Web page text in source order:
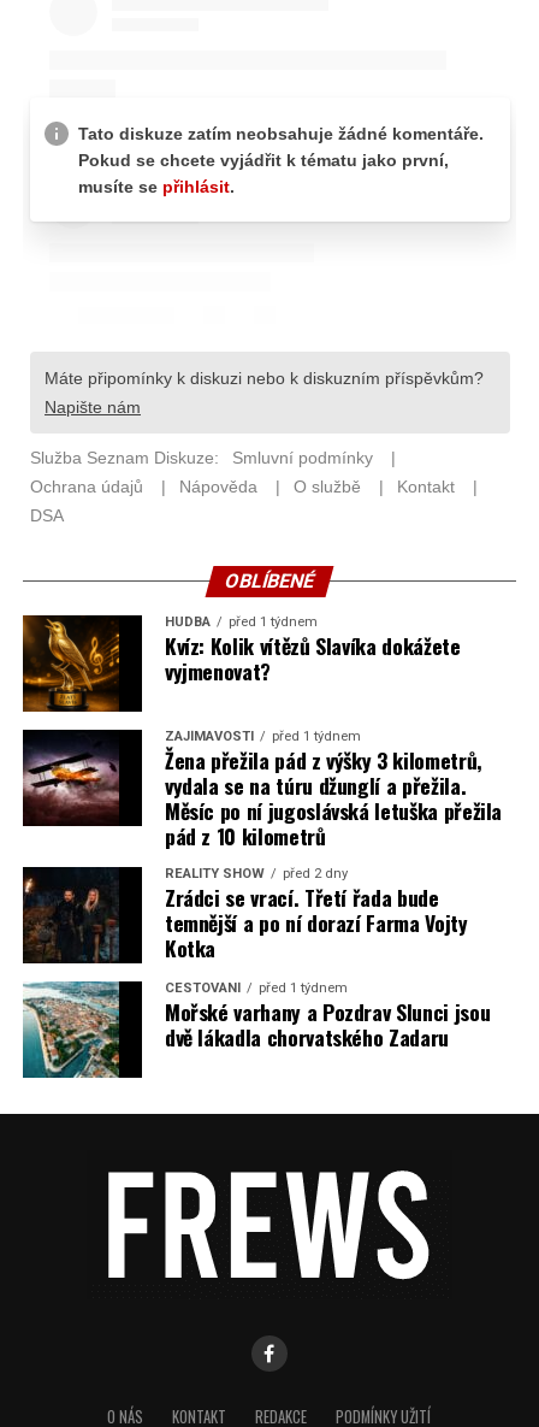
OBLÍBENÉ
HUDBA před 1 týdnem
Kvíz: Kolik vítězů Slavíka dokážete
vyjmenovat?
ZAJÍMAVOSTI před 1 týdnem
Žena přežila pád z výšky 3 kilometrů,
vydala se na túru džunglí a přežila.
Měsíc po ní jugoslávská letuška přežila
pád z 10 kilometrů
REALITY SHOW před 2 dny
Zrádci se vrací. Třetí řada bude
temnější a po ní dorazí Farma Vojty
Kotka
CESTOVÁNÍ před 1 týdnem
Mořské varhany a Pozdrav Slunci jsou
dvě lákadla chorvatského Zadaru
O NÁS KONTAKT REDAKCE PODMÍNKY UŽITÍ